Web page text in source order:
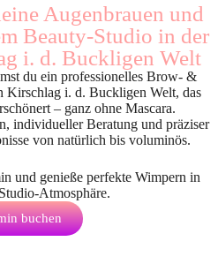
Augenbrauen und
Beauty-Studio in der
i. d. Buckligen Welt
du ein professionelles Brow- &
i. d. Buckligen Welt, das
– ganz ohne Mascara.
individueller Beratung und präziser
von natürlich bis voluminös.
und genieße perfekte Wimpern in
Atmosphäre.
buchen